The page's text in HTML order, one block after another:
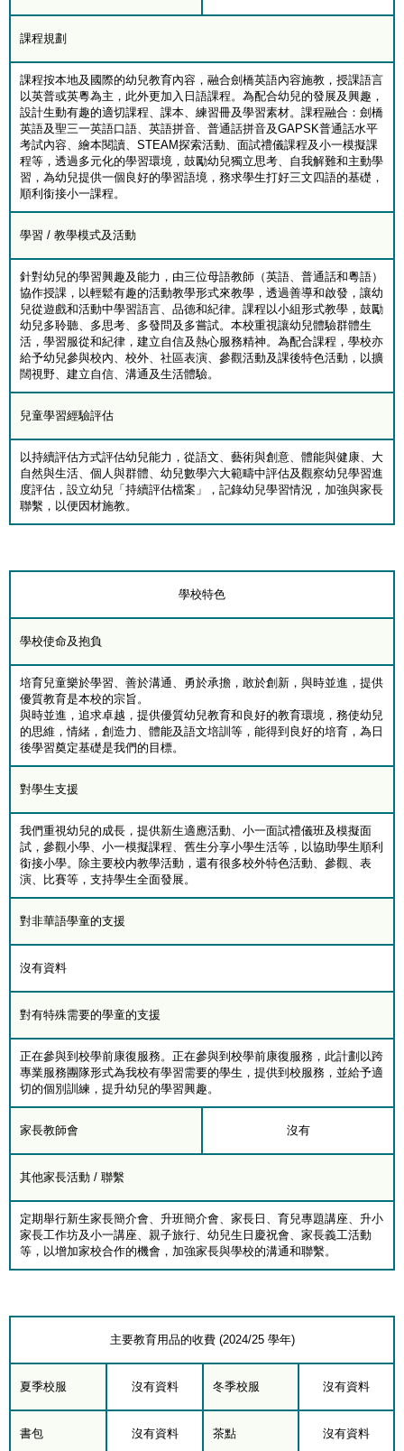
課程規劃
課程按本地及國際的幼兒教育內容，融合劍橋英語內容施教，授課語言
以英普或英粵為主，此外更加入日語課程。為配合幼兒的發展及興趣，
設計生動有趣的適切課程、課本、練習冊及學習素材。課程融合：劍橋
英語及聖三一英語口語、英語拼音、普通話拼音及GAPSK普通話水平
考試內容、繪本閱讀、STEAM探索活動、面試禮儀課程及小一模擬課
程等，透過多元化的學習環境，鼓勵幼兒獨立思考、自我解難和主動學
習，為幼兒提供一個良好的學習語境，務求學生打好三文四語的基礎，
順利銜接小一課程。
學習 / 教學模式及活動
針對幼兒的學習興趣及能力，由三位母語教師（英語、普通話和粵語）
協作授課，以輕鬆有趣的活動教學形式來教學，透過善導和啟發，讓幼
兒從遊戲和活動中學習語言、品德和紀律。課程以小組形式教學，鼓勵
幼兒多聆聽、多思考、多發問及多嘗試。本校重視讓幼兒體驗群體生
活，學習服從和紀律，建立自信及熱心服務精神。為配合課程，學校亦
給予幼兒參與校內、校外、社區表演、參觀活動及課後特色活動，以擴
闊視野、建立自信、溝通及生活體驗。
兒童學習經驗評估
以持續評估方式評估幼兒能力，從語文、藝術與創意、體能與健康、大
自然與生活、個人與群體、幼兒數學六大範疇中評估及觀察幼兒學習進
度評估，設立幼兒「持續評估檔案」，記錄幼兒學習情況，加強與家長
聯繫，以便因材施教。
學校特色
學校使命及抱負
培育兒童樂於學習、善於溝通、勇於承擔，敢於創新，與時並進，提供
優質教育是本校的宗旨。
與時並進，追求卓越，提供優質幼兒教育和良好的教育環境，務使幼兒
的思維，情緒，創造力、體能及語文培訓等，能得到良好的培育，為日
後學習奠定基礎是我們的目標。
對學生支援
我們重視幼兒的成長，提供新生適應活動、小一面試禮儀班及模擬面
試，參觀小學、小一模擬課程、舊生分享小學生活等，以協助學生順利
銜接小學。除主要校内教學活動，還有很多校外特色活動、參觀、表
演、比賽等，支持學生全面發展。
對非華語學童的支援
沒有資料
對有特殊需要的學童的支援
正在參與到校學前康復服務。正在參與到校學前康復服務，此計劃以跨
專業服務團隊形式為我校有學習需要的學生，提供到校服務，並給予適
切的個別訓練，提升幼兒的學習興趣。
家長教師會 沒有
其他家長活動 / 聯繫
定期舉行新生家長簡介會、升班簡介會、家長日、育兒專題講座、升小
家長工作坊及小一講座、親子旅行、幼兒生日慶祝會、家長義工活動
等，以增加家校合作的機會，加強家長與學校的溝通和聯繫。
主要教育用品的收費 (2024/25 學年)
夏季校服 沒有資料 冬季校服 沒有資料
書包 沒有資料 茶點 沒有資料